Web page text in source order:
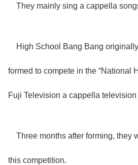
They mainly sing a cappella
High School Bang Bang
formed to compete in the “National
Fuji Television a cappella television
Three months after forming, they
this competition.